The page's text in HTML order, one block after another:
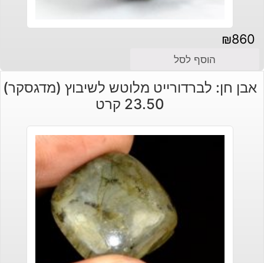
₪860
הוסף לסל
אבן חן: לברדורייט מלוטש לשיבוץ (מדגסקר)
23.50 קרט